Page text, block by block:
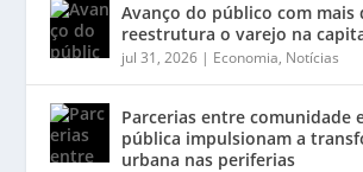
Avanço do público com mais
reestrutura o varejo na
jul 31, 2026 | Economia, Notícias
Parcerias entre comunidade
pública impulsionam a
urbana nas periferias